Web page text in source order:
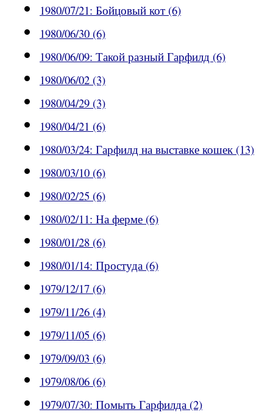
1980/07/21: Бойцовый кот (6)
1980/06/30 (6)
1980/06/09: Такой разный Гарфилд (6)
1980/06/02 (3)
1980/04/29 (3)
1980/04/21 (6)
1980/03/24: Гарфилд на выставке кошек (13)
1980/03/10 (6)
1980/02/25 (6)
1980/02/11: На ферме (6)
1980/01/28 (6)
1980/01/14: Простуда (6)
1979/12/17 (6)
1979/11/26 (4)
1979/11/05 (6)
1979/09/03 (6)
1979/08/06 (6)
1979/07/30: Помыть Гарфилда (2)